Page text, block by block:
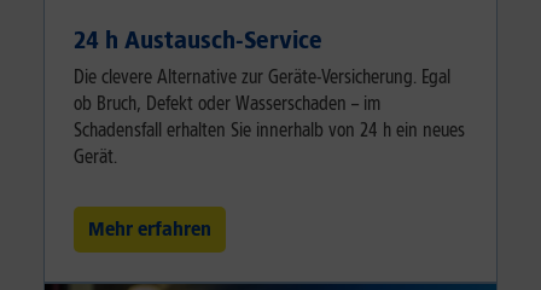
24 h Austausch-Service
Die clevere Alternative zur Geräte-Versicherung. Egal
ob Bruch, Defekt oder Wasserschaden – im
Schadensfall erhalten Sie innerhalb von 24 h ein neues
Gerät.
Mehr erfahren